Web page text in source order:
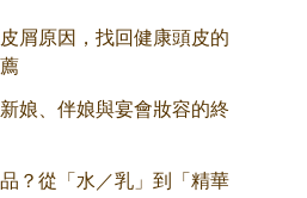
屑原因，找回健康頭皮的
娘、伴娘與宴會妝容的終
？從「水／乳」到「精華